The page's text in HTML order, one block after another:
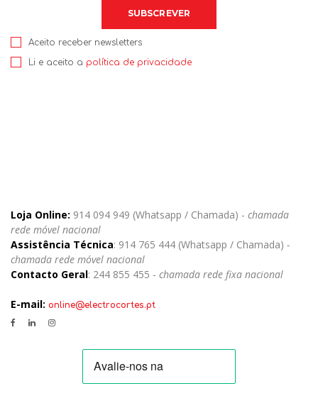
Aceito receber newsletters
Li e aceito a política de privacidade
Loja Online: 914 094 949 (Whatsapp / Chamada) - chamada
rede móvel nacional
Assistência Técnica: 914 765 444 (Whatsapp / Chamada) -
chamada rede móvel nacional
Contacto Geral: 244 855 455 - chamada rede fixa nacional
E-mail: online@electrocortes.pt